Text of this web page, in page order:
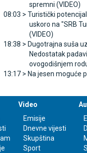
spremni (VIDEO)
08:03 > Turistički
uskoro na "SRB
(VIDEO)
18:38 > Dugotrajna suša
Nedostatak
ovogodišnjem
13:17 > Na jesen moguće
Video
Emisije
Dnevne vijesti
Skupština
Sport